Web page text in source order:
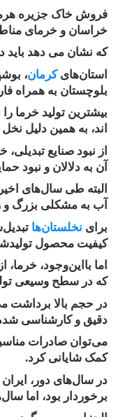
فروش خاک جزیره
خراسان و خرمای
که نشان می دهد باید
استان‌هایکرمان،
بلوچستان به همراه
بیشترین تولید خرما
اند، به همین دلیل
از نبود صنایع
آن به دلالان و نبود
البته طی سال‌های
آب به مشکلی بزرگ و
برای نخلستان‌ها
کیفیت محصول
اما بااین‌وجود،
که در سطح وسیعی
در حجم بالا برداشت
دقیق و کارشناسی
می‌توان صادرات
کمک شایانی کرد.
در سال‌های دور، ایران
برخوردار بود، اما